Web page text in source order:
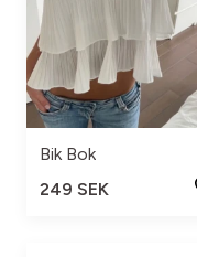
Bik Bok
249 SEK